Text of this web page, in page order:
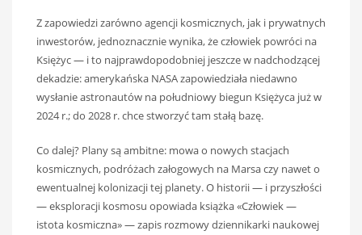
Z zapowiedzi zarówno agencji kosmicznych, jak i prywatnych
inwestorów, jednoznacznie wynika, że człowiek powróci na
Księżyc — i to najprawdopodobniej jeszcze w nadchodzącej
dekadzie: amerykańska NASA zapowiedziała niedawno
wysłanie astronautów na południowy biegun Księżyca już w
2024 r.; do 2028 r. chce stworzyć tam stałą bazę.
Co dalej? Plany są ambitne: mowa o nowych stacjach
kosmicznych, podróżach załogowych na Marsa czy nawet o
ewentualnej kolonizacji tej planety. O historii — i przyszłości
— eksploracji kosmosu opowiada książka «Człowiek —
istota kosmiczna» — zapis rozmowy dziennikarki naukowej